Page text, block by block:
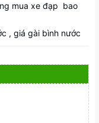
mua xe đạp bao
, giá gài bình nước